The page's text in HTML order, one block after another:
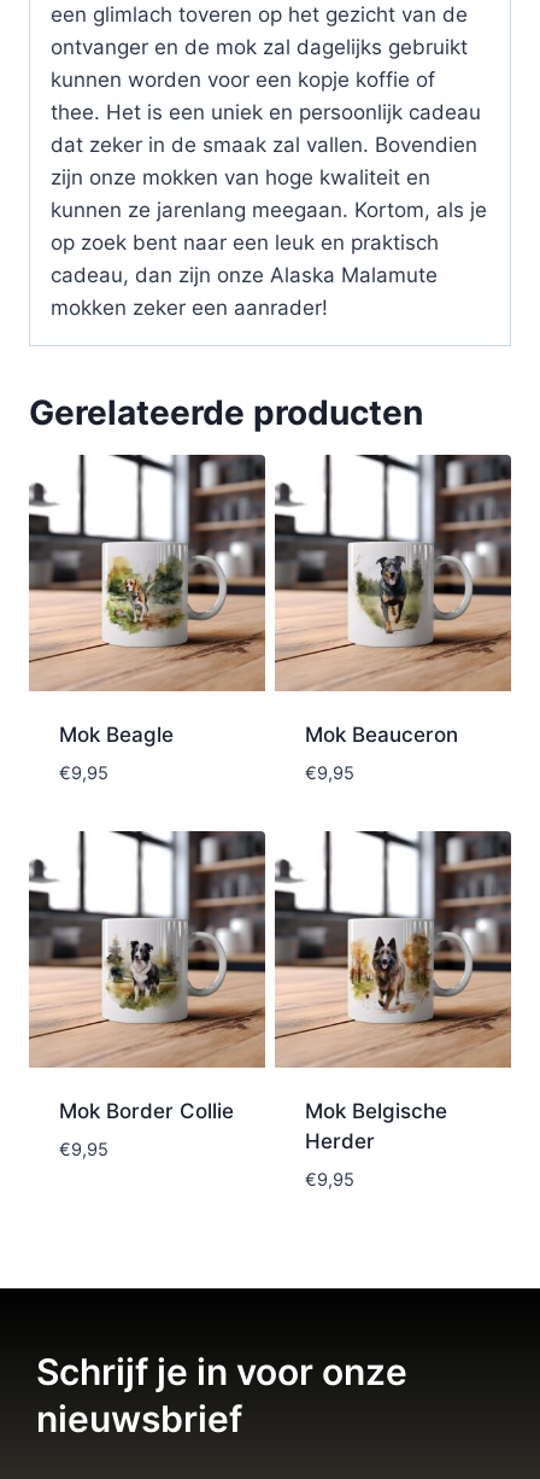
een glimlach toveren op het gezicht van de
ontvanger en de mok zal dagelijks gebruikt
kunnen worden voor een kopje koffie of
thee. Het is een uniek en persoonlijk cadeau
dat zeker in de smaak zal vallen. Bovendien
zijn onze mokken van hoge kwaliteit en
kunnen ze jarenlang meegaan. Kortom, als je
op zoek bent naar een leuk en praktisch
cadeau, dan zijn onze Alaska Malamute
mokken zeker een aanrader!
Gerelateerde producten
Mok Beagle
€9,95
Mok Beauceron
€9,95
Mok Border Collie
€9,95
Mok Belgische
Herder
€9,95
Schrijf je in voor onze
nieuwsbrief